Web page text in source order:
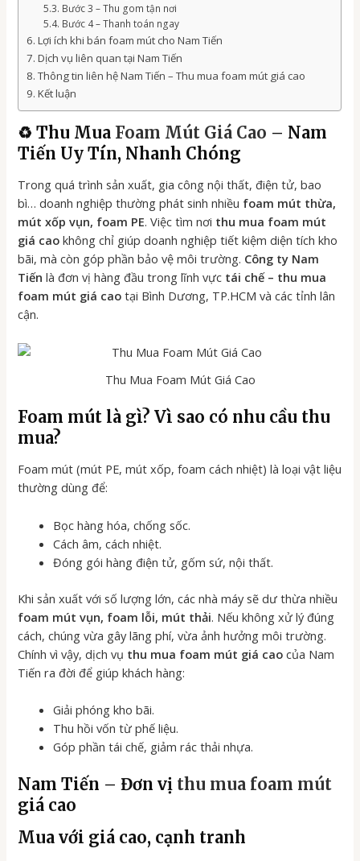
Bước 3 – Thu gom tận nơi
Bước 4 – Thanh toán ngay
Lợi ích khi bán foam mút cho Nam Tiến
Dịch vụ liên quan tại Nam Tiến
Thông tin liên hệ Nam Tiến – Thu mua foam mút giá cao
Kết luận
♻️ Thu Mua Foam Mút Giá Cao – Nam
Tiến Uy Tín, Nhanh Chóng
Trong quá trình sản xuất, gia công nội thất, điện tử, bao
bì… doanh nghiệp thường phát sinh nhiều foam mút thừa,
mút xốp vụn, foam PE. Việc tìm nơi thu mua foam mút
giá cao không chỉ giúp doanh nghiệp tiết kiệm diện tích kho
bãi, mà còn góp phần bảo vệ môi trường. Công ty Nam
Tiến là đơn vị hàng đầu trong lĩnh vực tái chế – thu mua
foam mút giá cao tại Bình Dương, TP.HCM và các tỉnh lân
cận.
Thu Mua Foam Mút Giá Cao
Foam mút là gì? Vì sao có nhu cầu thu
mua?
Foam mút (mút PE, mút xốp, foam cách nhiệt) là loại vật liệu
thường dùng để:
Bọc hàng hóa, chống sốc.
Cách âm, cách nhiệt.
Đóng gói hàng điện tử, gốm sứ, nội thất.
Khi sản xuất với số lượng lớn, các nhà máy sẽ dư thừa nhiều
foam mút vụn, foam lỗi, mút thải. Nếu không xử lý đúng
cách, chúng vừa gây lãng phí, vừa ảnh hưởng môi trường.
Chính vì vậy, dịch vụ thu mua foam mút giá cao của Nam
Tiến ra đời để giúp khách hàng:
Giải phóng kho bãi.
Thu hồi vốn từ phế liệu.
Góp phần tái chế, giảm rác thải nhựa.
Nam Tiến – Đơn vị thu mua foam mút
giá cao
Mua với giá cao, cạnh tranh